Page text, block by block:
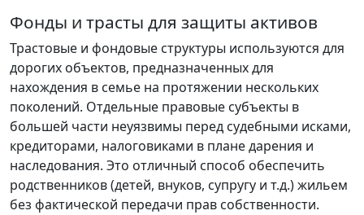
Фонды и трасты для защиты активов
Трастовые и фондовые структуры используются для
дорогих объектов, предназначенных для
нахождения в семье на протяжении нескольких
поколений. Отдельные правовые субъекты в
большей части неуязвимы перед судебными исками,
кредиторами, налоговиками в плане дарения и
наследования. Это отличный способ обеспечить
родственников (детей, внуков, супругу и т.д.) жильем
без фактической передачи прав собственности.